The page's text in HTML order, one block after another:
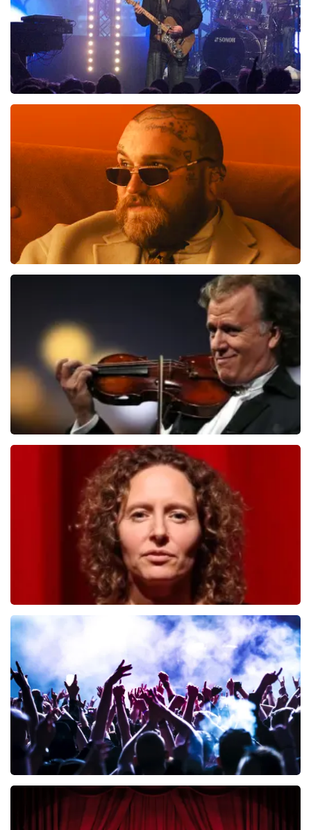
laatste 30 minuten
BESTEL NU
BESTEL NU
Andre Rieu
laatste 30 minuten
BESTEL NU
Esther van der Voort
BESTEL NU
Megadeth
laatste 30 minuten